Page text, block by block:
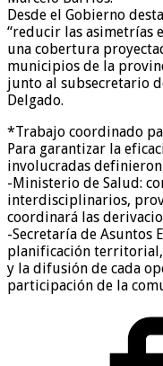
Desde el Gobierno
“reducir las asimetrías
una cobertura
municipios de la
junto al subsecretario
Delgado.
*Trabajo coordinado
Para garantizar la
involucradas
-Ministerio de Salud:
interdisciplinarios,
coordinará las
-Secretaría de Asuntos
planificación
y la difusión de cada
participación de la